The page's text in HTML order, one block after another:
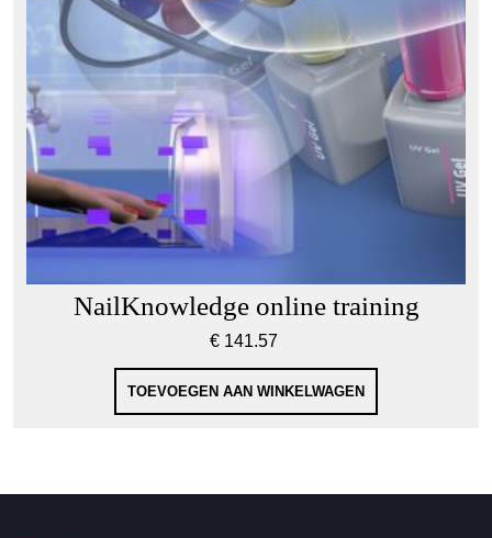
NailKnowledge online training
€141.57
TOEVOEGEN AAN WINKELWAGEN